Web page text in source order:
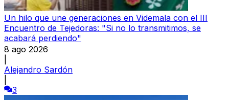
Un hilo que une generaciones en Videmala con el III
Encuentro de Tejedoras: "Si no lo transmitimos, se
acabará perdiendo"
8 ago 2026
Alejandro Sardón
3